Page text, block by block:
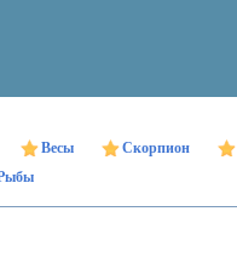
Весы Скорпион